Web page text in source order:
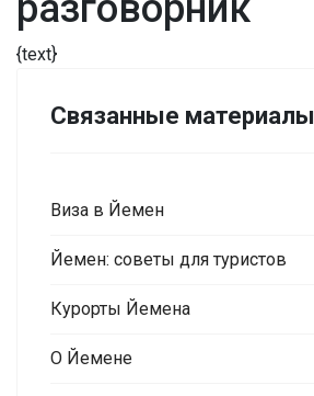
{text}
Связанные материалы
Виза в Йемен
Йемен: советы для туристов
Курорты Йемена
О Йемене